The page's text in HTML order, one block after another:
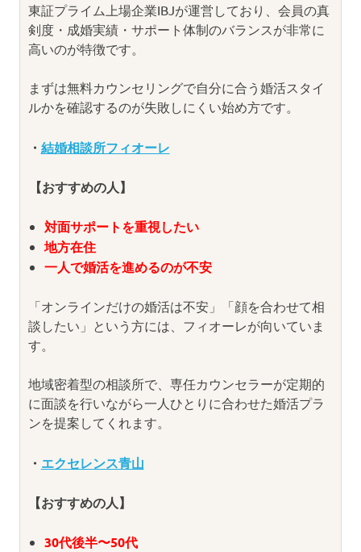
東証プライム上場企業IBJが運営しており、会員の真
剣度・成婚実績・サポート体制のバランスが非常に
高いのが特徴です。
まずは無料カウンセリングで自分に合う婚活スタイ
ルかを確認するのが失敗しにくい始め方です。
・ 結婚相談所フィオーレ
【おすすめの人】
対面サポートを重視したい
地方在住
一人で婚活を進めるのが不安
「オンラインだけの婚活は不安」「顔を合わせて相
談したい」という方には、フィオーレが向いていま
す。
地域密着型の相談所で、専任カウンセラーが定期的
に面談を行いながら一人ひとりに合わせた婚活プラ
ンを提案してくれます。
・ エクセレンス青山
【おすすめの人】
30代後半〜50代